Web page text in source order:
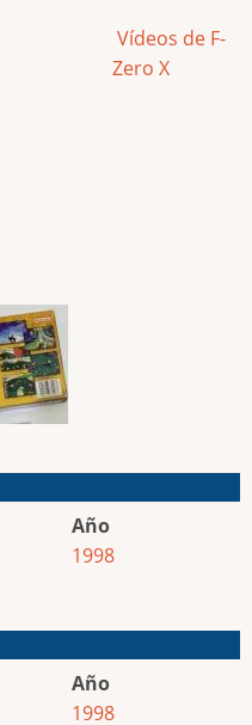
Vídeos de F-
Zero X
Año
1998
Año
1998